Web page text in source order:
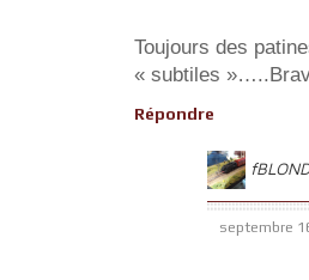
Toujours des
« subtiles
Répondre
septembre